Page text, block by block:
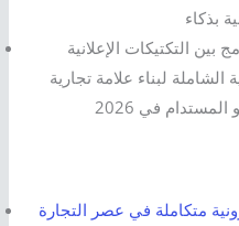
بين التكتيكات الإعلانية
الشاملة لبناء علامة تجارية
متكاملة في عصر التجارة